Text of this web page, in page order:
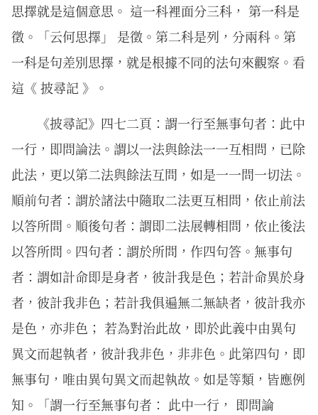
思擇就是這個意思。 這一科裡面分三科， 第一科是
徵。「云何思擇」 是徵。第二科是列，分兩科。第
一科是句差別思擇，就是根據不同的法句來觀察。看
這《 披尋記 》。
《披尋記》四七二頁：謂一行至無事句者：此中
一行，即問論法。謂以一法與餘法一一互相問，已除
此法，更以第二法與餘法互問，如是一一問一切法。
順前句者：謂於諸法中隨取二法更互相問，依止前法
以答所問。順後句者：謂即二法展轉相問，依止後法
以答所問。四句者：謂於所問，作四句答。無事句
者：謂如計命即是身者，彼計我是色；若計命異於身
者，彼計我非色；若計我俱遍無二無缺者，彼計我亦
是色，亦非色； 若為對治此故，即於此義中由異句
異文而起執者，彼計我非色，非非色。此第四句，即
無事句，唯由異句異文而起執故。如是等類，皆應例
知。「謂一行至無事句者： 此中一行， 即問論